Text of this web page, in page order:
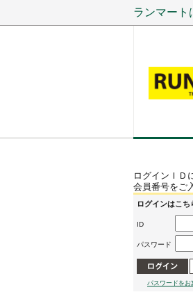
ランマート
ログインＩＤ
会員番号をご
ログインはこち
ID
パスワード
パスワードをお